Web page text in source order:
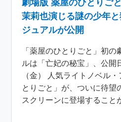
劇場版 薬屋のひとりご
茉莉也演じる謎の少年
ジュアルが公開
「薬屋のひとりごと」初
ルは「亡妃の秘宝」、公開
（金） 人気ライトノベル
とりごと」が、ついに待望
スクリーンに登場すること